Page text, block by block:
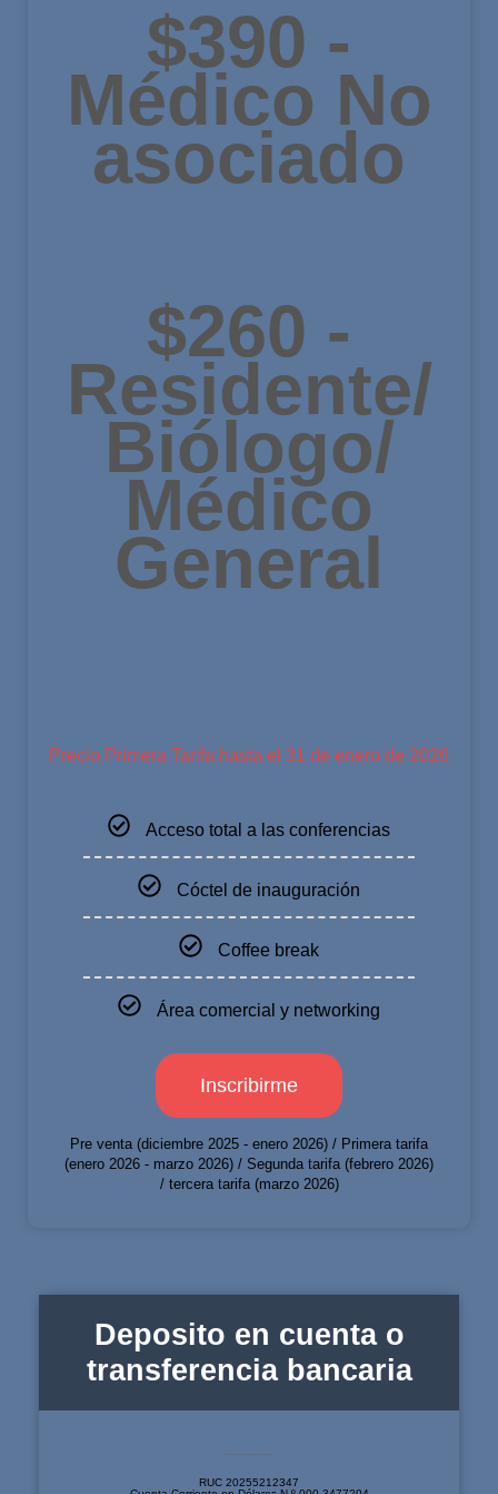
$390 -
Médico No
asociado
$260 -
Residente/
Biólogo/
Médico
General
Precio Primera Tarifa hasta el 31 de enero de 2026
Acceso total a las conferencias
Cóctel de inauguración
Coffee break
Área comercial y networking
Inscribirme
Pre venta (diciembre 2025 - enero 2026) / Primera tarifa
(enero 2026 - marzo 2026) / Segunda tarifa (febrero 2026)
/ tercera tarifa (marzo 2026)
Deposito en cuenta o
transferencia bancaria
RUC 20255212347